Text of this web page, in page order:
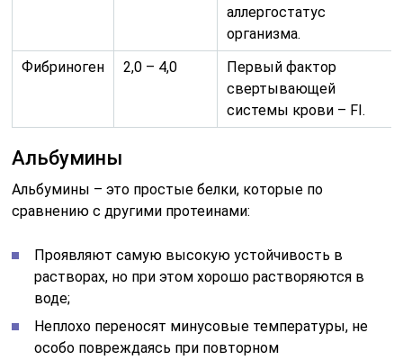
аллергостатус
организма.
Фибриноген
2,0 – 4,0
Первый фактор
свертывающей
системы крови – FI.
Альбумины
Альбумины – это простые белки, которые по
сравнению с другими протеинами:
Проявляют самую высокую устойчивость в
растворах, но при этом хорошо растворяются в
воде;
Неплохо переносят минусовые температуры, не
особо повреждаясь при повторном